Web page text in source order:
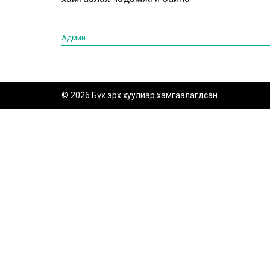
Админ
© 2026 Бүх эрх хуулиар хамгаалагдсан.